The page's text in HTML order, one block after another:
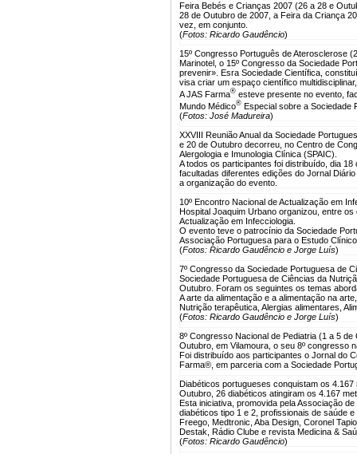
Feira Bebés e Crianças 2007 (26 a 28 e
28 de Outubro de 2007, a Feira da Criança
vez, em conjunto.
(Fotos: Ricardo Gaudêncio)
15º Congresso Português de Aterosclerose
Marinotel, o 15º Congresso da Sociedade
prevenir». Esra Sociedade Científica,
visa criar um espaço científico
A JAS Farma® esteve presente no evento,
Mundo Médico® Especial sobre a Sociedade
(Fotos: José Madureira)
XXVIII Reunião Anual da Sociedade
e 20 de Outubro decorreu, no Centro de
Alergologia e Imunologia Clínica (SPAIC).
A todos os participantes foi distribuído, dia
facultadas diferentes edições do Jornal
a organização do evento.
10º Encontro Nacional de Actualização em
Hospital Joaquim Urbano organizou, entre
Actualização em Infecciologia.
O evento teve o patrocínio da Sociedade
Associação Portuguesa para o Estudo
(Fotos: Ricardo Gaudêncio e Jorge Luís)
7º Congresso da Sociedade Portuguesa de
Sociedade Portuguesa de Ciências da
Outubro. Foram os seguintes os temas
A arte da alimentação e a alimentação na
Nutrição terapêutica, Alergias alimentares,
(Fotos: Ricardo Gaudêncio e Jorge Luís)
8º Congresso Nacional de Pediatria (1 a 5 de
Outubro, em Vilamoura, o seu 8º congresso
Foi distribuído aos participantes o Jornal do
Farma®, em parceria com a Sociedade
Diabéticos portugueses conquistam os
Outubro, 26 diabéticos atingiram os 4.167
Esta iniciativa, promovida pela Associação
diabéticos tipo 1 e 2, profissionais de saúde
Freego, Medtronic, Aba Design, Coronel
Destak, Rádio Clube e revista Medicina &
(Fotos: Ricardo Gaudêncio)